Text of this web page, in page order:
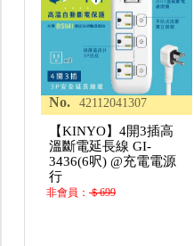
No. 42112041307
【KINYO】4開3插高
溫斷電延長線 GI-
3436(6呎) @充電電源
行
非會員：＄699